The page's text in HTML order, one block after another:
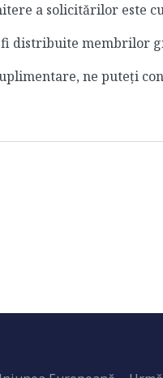
a solicitărilor este
distribuite membrilor
ne puteți